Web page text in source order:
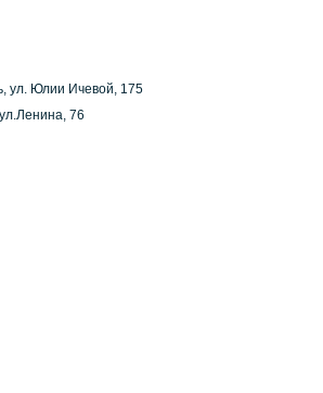
ул. Юлии Ичевой, 175
76